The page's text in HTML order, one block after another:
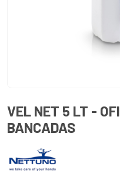
VEL NET 5 LT -
BANCADAS